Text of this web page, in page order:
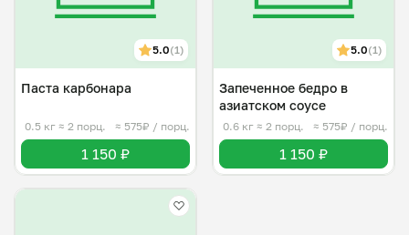
5.0(1)
Паста карбонара
0.5 кг ≈ 2 порц. ≈ 575₽ / порц.
1 150 ₽
5.0(1)
Запеченное бедро в
азиатском соусе
0.6 кг ≈ 2 порц. ≈ 575₽ / порц.
1 150 ₽